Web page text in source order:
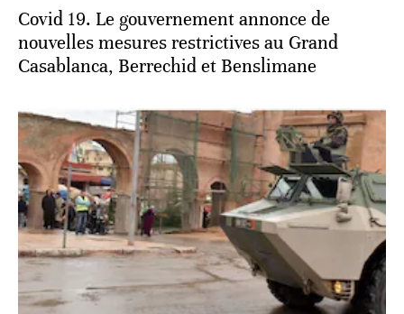
Covid 19. Le gouvernement annonce de
nouvelles mesures restrictives au Grand
Casablanca, Berrechid et Benslimane